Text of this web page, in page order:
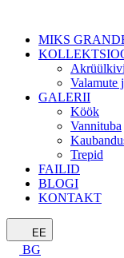
MIKS
Akrüülkivi
Valamute
GALERII
Köök
Vannituba
Trepid
FAILID
BLOGI
KONTAKT
EE
BG